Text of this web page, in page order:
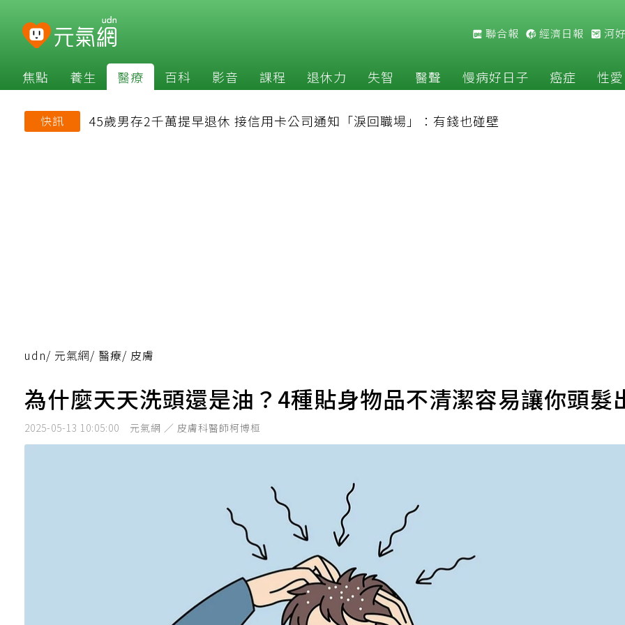
聯合報 經濟日報 河
焦點 養生 醫療 百科 影音 課程 退休力 失智 醫聲 慢病好日子 癌症 性愛
快訊 45歲男存2千萬提早退休 接信用卡公司通知「淚回職場」：有錢也碰壁
udn/ 元氣網/ 醫療/ 皮膚
為什麼天天洗頭還是油？4種貼身物品不清潔容易讓你頭髮
2025-05-13 10:05:00 元氣網 ／ 皮膚科醫師柯博桓